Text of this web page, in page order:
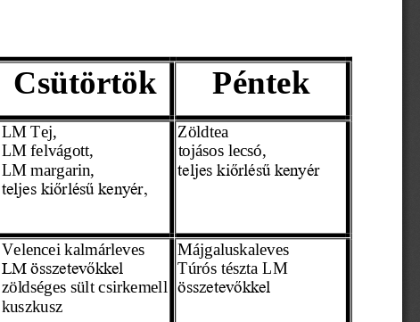
Csütörtök Péntek
LM Tej,
LM felvágott,
LM margarin,
teljes kiőrlésű kenyér,
Zöldtea
tojásos lecsó,
teljes kiőrlésű kenyér
Velencei kalmárleves
LM összetevőkkel
zöldséges sült csirkemell
kuszkusz
Májgaluskaleves
Túrós tészta LM
összetevőkkel